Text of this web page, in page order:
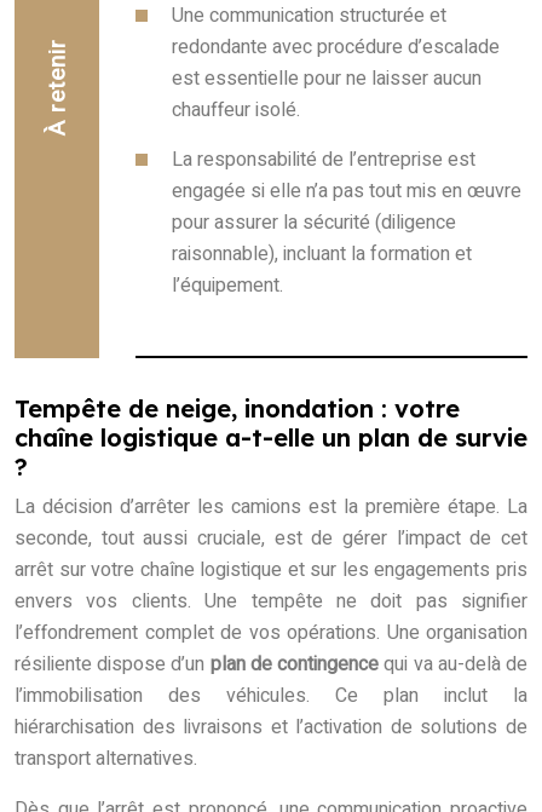
À retenir
Une communication structurée et
redondante avec procédure d’escalade
est essentielle pour ne laisser aucun
chauffeur isolé.
La responsabilité de l’entreprise est
engagée si elle n’a pas tout mis en œuvre
pour assurer la sécurité (diligence
raisonnable), incluant la formation et
l’équipement.
Tempête de neige, inondation : votre
chaîne logistique a-t-elle un plan de survie
?
La décision d’arrêter les camions est la première étape. La
seconde, tout aussi cruciale, est de gérer l’impact de cet
arrêt sur votre chaîne logistique et sur les engagements pris
envers vos clients. Une tempête ne doit pas signifier
l’effondrement complet de vos opérations. Une organisation
résiliente dispose d’un plan de contingencequi va au-delà de
l’immobilisation des véhicules. Ce plan inclut la
hiérarchisation des livraisons et l’activation de solutions de
transport alternatives.